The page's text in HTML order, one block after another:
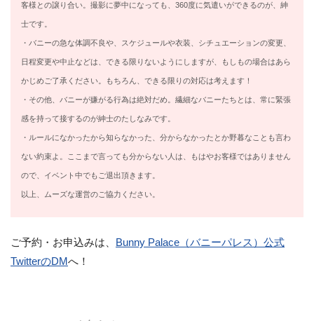
客様との譲り合い。撮影に夢中になっても、360度に気遣いができるのが、紳
士です。
・バニーの急な体調不良や、スケジュールや衣装、シチュエーションの変更、
日程変更や中止などは、できる限りないようにしますが、もしもの場合はあら
かじめご了承ください。もちろん、できる限りの対応は考えます！
・その他、バニーが嫌がる行為は絶対だめ。繊細なバニーたちとは、常に緊張
感を持って接するのが紳士のたしなみです。
・ルールになかったから知らなかった、分からなかったとか野暮なことも言わ
ない約束よ。ここまで言っても分からない人は、もはやお客様ではありません
ので、イベント中でもご退出頂きます。
以上、ムーズな運営のご協力ください。
ご予約・お申込みは、
Bunny Palace（バニーパレス）公式
TwitterのDMへ！